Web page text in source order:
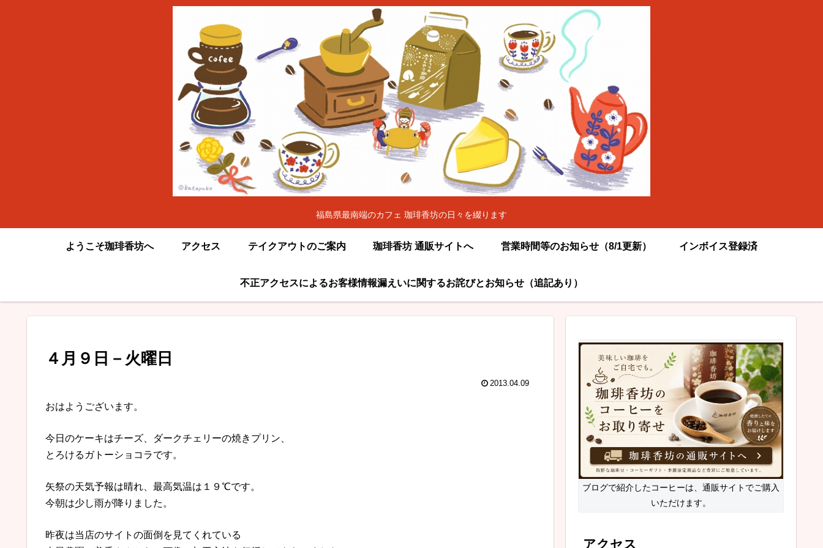
福島県最南端のカフェ 珈琲香坊の日々を綴ります
ようこそ珈琲香坊へ アクセス テイクアウトのご案内 珈琲香坊 通販サイトへ 営業時間等のお知らせ（8/1更新） インボイス登録済
不正アクセスによるお客様情報漏えいに関するお詫びとお知らせ（追記あり）
４月９日－火曜日
2013.04.09
おはようございます。
今日のケーキはチーズ、ダークチェリーの焼きプリン、
とろけるガトーショコラです。
矢祭の天気予報は晴れ、最高気温は１９℃です。
今朝は少し雨が降りました。
昨夜は当店のサイトの面倒を見てくれている
ブログで紹介したコーヒーは、通販サイトでご購入
いただけます。
アクセス